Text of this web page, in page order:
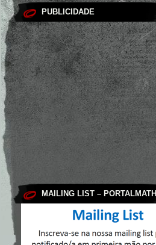
PUBLICIDADE
MAILING LIST – PORTALMATH